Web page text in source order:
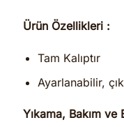
Ürün Özellikleri :
Tam Kalıptır
Ayarlanabilir,
Yıkama, Bakım ve